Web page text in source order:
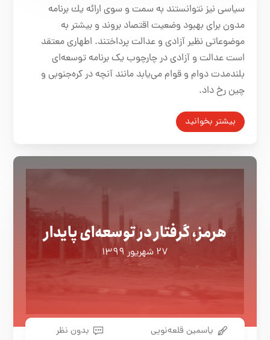
سياسی نيز نتوانستند به سمت و سوی ارائه يك برنامه
مدون برای بهبود وضعيت اقتصاد بروند و بيشتر به
موضوعاتی نظير آزادی و عدالت پرداختند. اطهاری معتقد
است عدالت و آزادی در چارچوب يک برنامه توسعه‌ای
بلندمدت دوام و قوام می‌يابد مانند آنچه در كره‌جنوبی و
چين رخ داد.
بیشتر بخوانید
هرمز، گرفتار در توسعه‌ای پایدار
۲۷ شهریور ۱۳۹۹
یاسمین قلعه‌نویی بدون نظر